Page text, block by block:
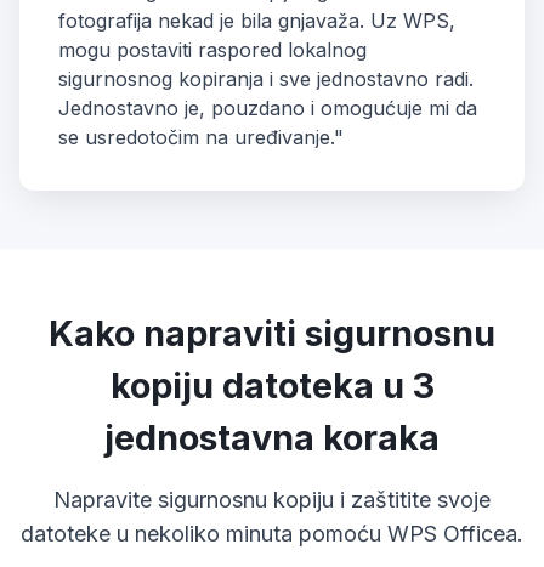
fotografija nekad je bila gnjavaža. Uz WPS,
mogu postaviti raspored lokalnog
sigurnosnog kopiranja i sve jednostavno radi.
Jednostavno je, pouzdano i omogućuje mi da
se usredotočim na uređivanje."
Kako napraviti sigurnosnu
kopiju datoteka u 3
jednostavna koraka
Napravite sigurnosnu kopiju i zaštitite svoje
datoteke u nekoliko minuta pomoću WPS Officea.